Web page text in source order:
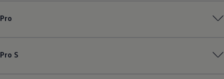
Pro
Pro S